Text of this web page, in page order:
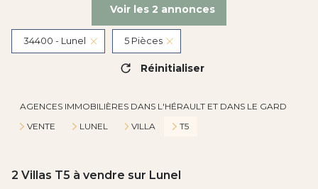
Voir les 2 annonces
34400 - Lunel 5 Pièces
Réinitialiser
AGENCES IMMOBILIÈRES DANS L'HÉRAULT ET DANS LE GARD
VENTE
LUNEL VILLA T5
2 Villas T5 à vendre sur Lunel